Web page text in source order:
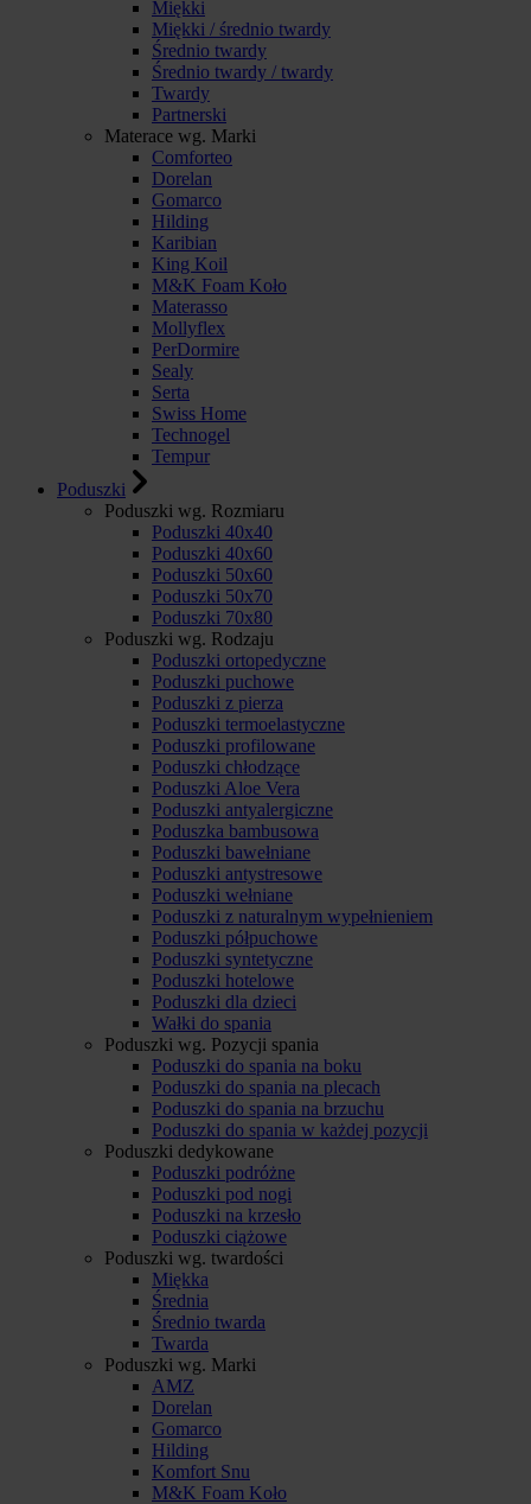
Miękki
Miękki / średnio twardy
Średnio twardy
Średnio twardy / twardy
Twardy
Partnerski
Materace wg. Marki
Comforteo
Dorelan
Gomarco
Hilding
Karibian
King Koil
M&K Foam Koło
Materasso
Mollyflex
PerDormire
Sealy
Serta
Swiss Home
Technogel
Tempur
Poduszki
Poduszki wg. Rozmiaru
Poduszki 40x40
Poduszki 40x60
Poduszki 50x60
Poduszki 50x70
Poduszki 70x80
Poduszki wg. Rodzaju
Poduszki ortopedyczne
Poduszki puchowe
Poduszki z pierza
Poduszki termoelastyczne
Poduszki profilowane
Poduszki chłodzące
Poduszki Aloe Vera
Poduszki antyalergiczne
Poduszka bambusowa
Poduszki bawełniane
Poduszki antystresowe
Poduszki wełniane
Poduszki z naturalnym wypełnieniem
Poduszki półpuchowe
Poduszki syntetyczne
Poduszki hotelowe
Poduszki dla dzieci
Wałki do spania
Poduszki wg. Pozycji spania
Poduszki do spania na boku
Poduszki do spania na plecach
Poduszki do spania na brzuchu
Poduszki do spania w każdej pozycji
Poduszki dedykowane
Poduszki podróżne
Poduszki pod nogi
Poduszki na krzesło
Poduszki ciążowe
Poduszki wg. twardości
Miękka
Średnia
Średnio twarda
Twarda
Poduszki wg. Marki
AMZ
Dorelan
Gomarco
Hilding
Komfort Snu
M&K Foam Koło